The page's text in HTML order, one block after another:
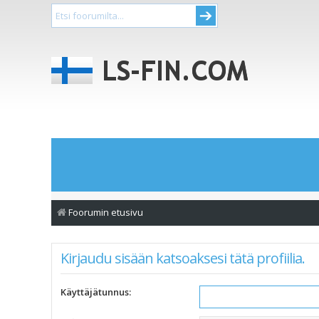
Foorumin etusivu
Kirjaudu sisään katsoaksesi tätä profiilia.
Käyttäjätunnus: